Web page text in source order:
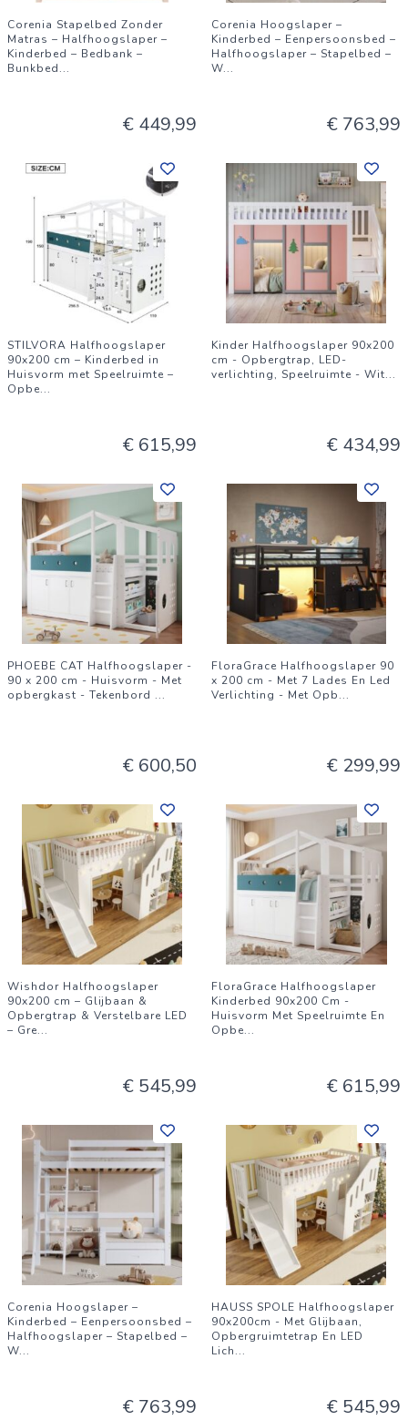
Corenia Stapelbed Zonder
Matras – Halfhoogslaper –
Kinderbed – Bedbank –
Bunkbed...
€ 449,99
Corenia Hoogslaper –
Kinderbed – Eenpersoonsbed –
Halfhoogslaper – Stapelbed –
W...
€ 763,99
STILVORA Halfhoogslaper
90x200 cm – Kinderbed in
Huisvorm met Speelruimte –
Opbe...
€ 615,99
Kinder Halfhoogslaper 90x200
cm - Opbergtrap, LED-
verlichting, Speelruimte - Wit...
€ 434,99
PHOEBE CAT Halfhoogslaper -
90 x 200 cm - Huisvorm - Met
opbergkast - Tekenbord ...
€ 600,50
FloraGrace Halfhoogslaper 90
x 200 cm - Met 7 Lades En Led
Verlichting - Met Opb...
€ 299,99
Wishdor Halfhoogslaper
90x200 cm – Glijbaan &
Opbergtrap & Verstelbare LED
– Gre...
€ 545,99
FloraGrace Halfhoogslaper
Kinderbed 90x200 Cm -
Huisvorm Met Speelruimte En
Opbe...
€ 615,99
Corenia Hoogslaper –
Kinderbed – Eenpersoonsbed –
Halfhoogslaper – Stapelbed –
W...
€ 763,99
HAUSS SPOLE Halfhoogslaper
90x200cm - Met Glijbaan,
Opbergruimtetrap En LED
Lich...
€ 545,99